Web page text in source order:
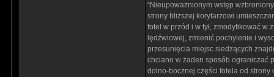
“Nieupoważnionym wstęp
strony bliższej korytarzowi
fotel w przód i w tył, zmodyfikować
lędźwiowej, zmienić pochylenie i
przesunięcia miejsc siedzących
chciano w żaden sposób ograniczać
dolno-bocznej części fotela od strony